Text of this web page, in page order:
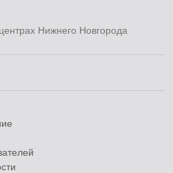
Нижнего Новгорода